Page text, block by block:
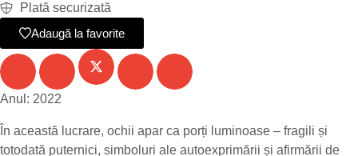
Plată securizată
Adaugă la favorite
Anul: 2022
În această lucrare, ochii apar ca porți luminoase – fragili și
totodată puternici, simboluri ale autoexprimării și afirmării de